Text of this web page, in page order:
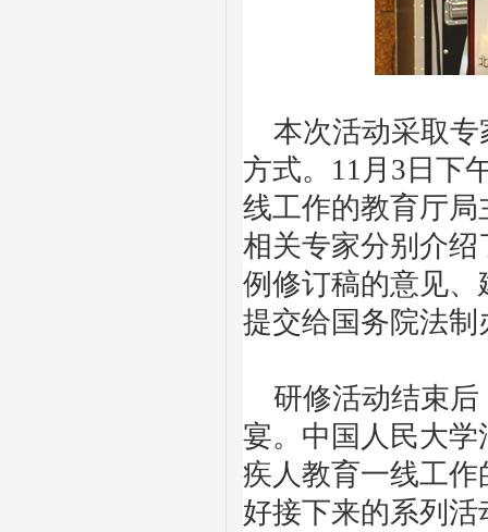
本次活动采取专
方式。11月3日下
线工作的教育厅
相关专家分别介
例修订稿的意见
提交给国务院法
研修活动结束后
宴。中国人民大
疾人教育一线工
好接下来的系列